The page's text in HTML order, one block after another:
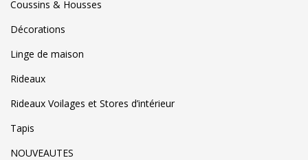
Coussins & Housses
Décorations
Linge de maison
Rideaux
Rideaux Voilages et Stores d’intérieur
Tapis
NOUVEAUTES